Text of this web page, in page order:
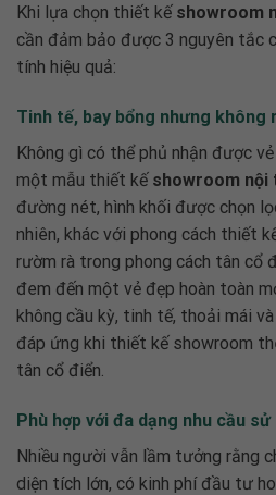
Khi lựa chọn thiết kế showroom
cần đảm bảo được 3 nguyên tắc
tính hiệu quả:
Tinh tế, bay bổng nhưng không
Không gì có thể phủ nhận được
một mẫu thiết kế showroom nội
đường nét, hình khối được chọn
nhiên, khác với phong cách thiết
rườm rà trong phong cách tân cổ
đem đến một vẻ đẹp hoàn toàn
không cầu kỳ, tinh tế, thoải mái
đáp ứng khi thiết kế showroom
tân cổ điển
Phù hợp với đa dạng nhu cầu sử
Nhiều người vẫn lầm tưởng rằng
diện tích lớn, có kinh phí đầu tư